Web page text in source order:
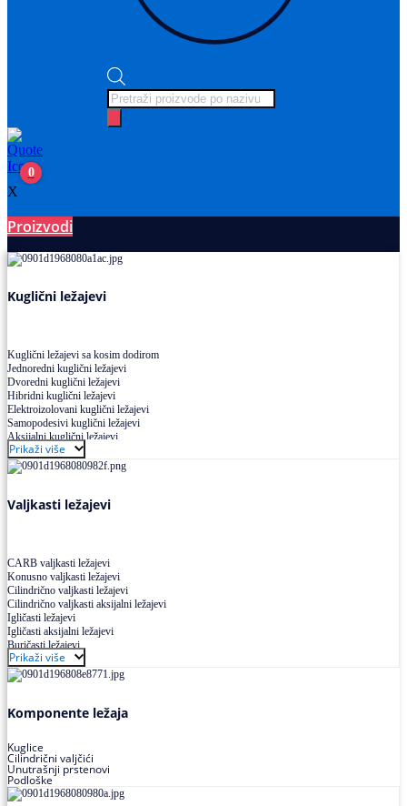
Products
search
0
X
Proizvodi
Kuglični ležajevi
Kuglični ležajevi sa kosim dodirom
Jednoredni kuglični ležajevi
Dvoredni kuglični ležajevi
Hibridni kuglični ležajevi
Elektroizolovani kuglični ležajevi
Samopodesivi kuglični ležajevi
Aksijalni kuglični ležajevi
Kuglični ležajevi od nerđajućeg čelika
Prikaži više
Valjkasti ležajevi
CARB valjkasti ležajevi
Konusno valjkasti ležajevi
Cilindrično valjkasti ležajevi
Cilindrično valjkasti aksijalni ležajevi
Igličasti ležajevi
Igličasti aksijalni ležajevi
Buričasti ležajevi
Buričasti zaptiveni ležajevi
Buričasti aksijalni ležajevi
Prikaži više
Komponente ležaja
Kuglice
Cilindrični valjčići
Unutrašnji prstenovi
Podloške